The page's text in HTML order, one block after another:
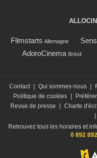
Filmstarts Allemagne
AdoroCinema Brésil
Contact Qui sommes-nous
Politique de cookies
Revue de presse
Charte
Retrouvez tous les horaires et
0 892